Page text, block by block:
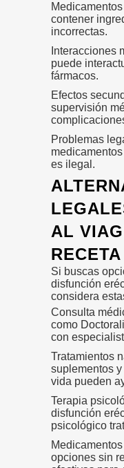
contener
incorrectas.
Interacciones
puede
fármacos.
Efectos
supervisión
Problemas
es ilegal.
AL
RECETA
Si buscas
disfunción
considera
Consulta
como
con
Tratamientos
suplementos
vida pueden
Terapia
disfunción
psicológico
opciones sin